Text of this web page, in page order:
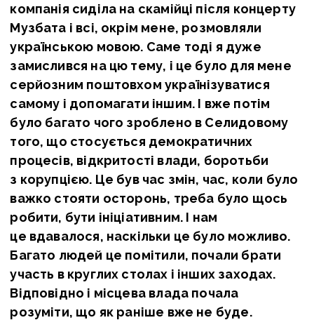
компанія сиділа на скамійці після концерту
Музбата і всі, окрім мене, розмовляли
українською мовою. Саме тоді я дуже
замислився на цю тему, і це було для мене
серйозним поштовхом українізуватися
самому і допомагати іншим. І вже потім
було багато чого зроблено в Селидовому
того, що стосується демократичних
процесів, відкритості влади, боротьби
з корупцією. Це був час змін, час, коли було
важко стояти осторонь, треба було щось
робити, бути ініціативним. І нам
це вдавалося, наскільки це було можливо.
Багато людей це помітили, почали брати
участь в круглих столах і інших заходах.
Відповідно і місцева влада почала
розуміти, що як раніше вже не буде.